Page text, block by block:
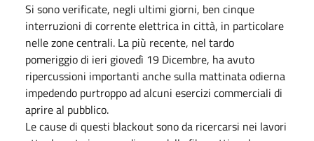
Si sono verificate, negli ultimi giorni, ben cinque
interruzioni di corrente elettrica in città, in particolare
nelle zone centrali. La più recente, nel tardo
pomeriggio di ieri giovedì 19 Dicembre, ha avuto
ripercussioni importanti anche sulla mattinata odierna
impedendo purtroppo ad alcuni esercizi commerciali di
aprire al pubblico.
Le cause di questi blackout sono da ricercarsi nei lavori